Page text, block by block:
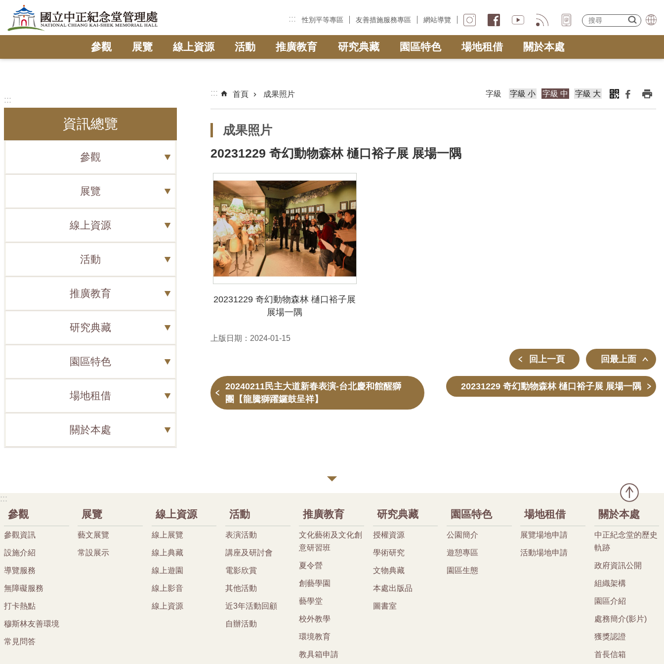
跳到主要內容區塊
::: 性別平等專區 友善措施服務專區 網站導覽
參觀 展覽 線上資源 活動 推廣教育 研究典藏 園區特色 場地租借 關於本處
:::
資訊總覽
參觀
展覽
線上資源
活動
推廣教育
研究典藏
園區特色
場地租借
關於本處
::: 首頁 成果照片 字級 字級 小 字級 中 字級 大
成果照片
20231229 奇幻動物森林 樋口裕子展 展場一隅
20231229 奇幻動物森林 樋口裕子展
展場一隅
上版日期：2024-01-15
回上一頁 回最上面
20240211民主大道新春表演-台北慶和館醒獅
團【龍騰獅躍鑼鼓呈祥】
20231229 奇幻動物森林 樋口裕子展 展場一隅
:::
參觀
參觀資訊
設施介紹
導覽服務
無障礙服務
打卡熱點
穆斯林友善環境
常見問答
展覽
藝文展覽
常設展示
線上資源
線上展覽
線上典藏
線上遊園
線上影音
線上資源
活動
表演活動
講座及研討會
電影欣賞
其他活動
近3年活動回顧
自辦活動
推廣教育
文化藝術及文化創
意研習班
夏令營
創藝學園
藝學堂
校外教學
環境教育
教具箱申請
研究典藏
授權資源
學術研究
文物典藏
本處出版品
圖書室
園區特色
公園簡介
遊憩專區
園區生態
場地租借
展覽場地申請
活動場地申請
關於本處
中正紀念堂的歷史
軌跡
政府資訊公開
組織架構
園區介紹
處務簡介(影片)
獲獎認證
首長信箱